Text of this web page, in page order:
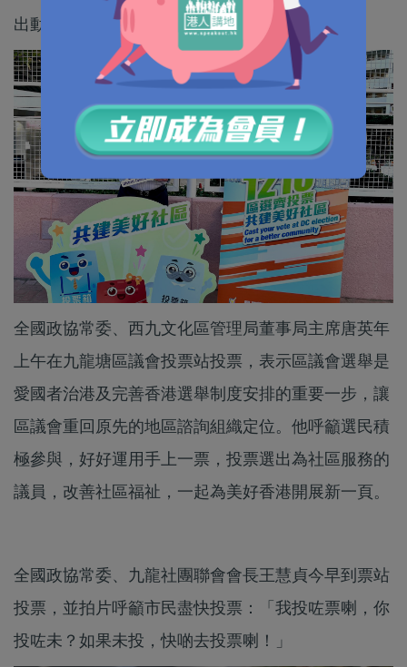
出動投票之餘，不忘呼籲市民踴躍投票。
全國政協常委、西九文化區管理局董事局主席唐英年
上午在九龍塘區議會投票站投票，表示區議會選舉是
愛國者治港及完善香港選舉制度安排的重要一步，讓
區議會重回原先的地區諮詢組織定位。他呼籲選民積
極參與，好好運用手上一票，投票選出為社區服務的
議員，改善社區福祉，一起為美好香港開展新一頁。
全國政協常委、九龍社團聯會會長王慧貞今早到票站
投票，並拍片呼籲市民盡快投票：「我投咗票喇，你
投咗未？如果未投，快啲去投票喇！」